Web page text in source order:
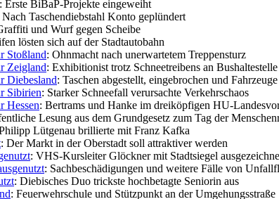
: Erste BiBaP-Projekte eingeweiht
Nach Taschendiebstahl Konto geplündert
und Wurf gegen Scheibe
lösten sich auf der Stadtautobahn
Stoßland: Ohnmacht nach unerwartetem Treppensturz
Zeigland: Exhibitionist trotz Schneetreibens an Bushaltestelle
Diebesland: Taschen abgestellt, eingebrochen und
Sibirien: Starker Schneefall verursachte Verkehrschaos
Hessen: Bertrams und Hanke im dreiköpfigen HU-
Lesung aus dem Grundgesetz zum Tag der
Lütgenau brillierte mit Franz Kafka
: Der Markt in der Oberstadt soll attraktiver werden
: VHS-Kursleiter Glöckner mit Stadtsiegel
: Sachbeschädigungen und weitere Fälle von
: Diebisches Duo trickste hochbetagte Seniorin aus
: Feuerwehrschule und Stützpunkt an der Umgehungsstraße